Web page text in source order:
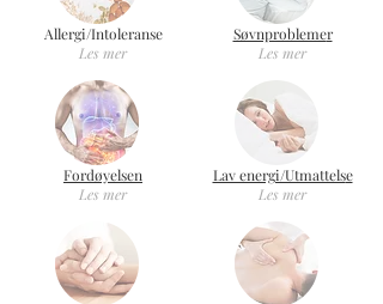
Allergi/Intoleranse
Les mer
Fordøyelsen
Les mer
Søvnproblemer
Les mer
Lav energi/Utmattelse
Les mer